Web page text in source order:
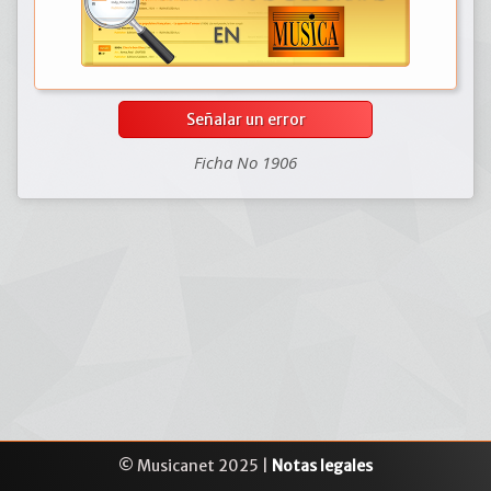
Señalar un error
Ficha No 1906
© Musicanet 2025 | Notas legales